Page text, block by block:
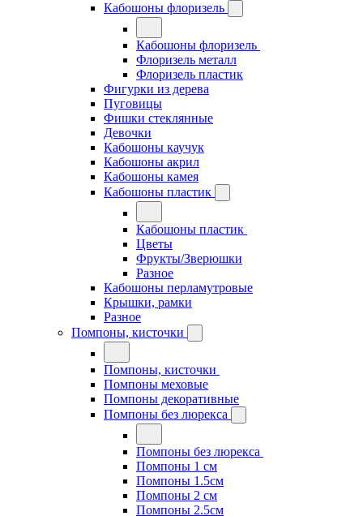
Кабошоны флоризель
Кабошоны флоризель
Флоризель металл
Флоризель пластик
Фигурки из дерева
Пуговицы
Фишки стеклянные
Девочки
Кабошоны каучук
Кабошоны акрил
Кабошоны камея
Кабошоны пластик
Кабошоны пластик
Цветы
Фрукты/Зверюшки
Разное
Кабошоны перламутровые
Крышки, рамки
Разное
Помпоны, кисточки
Помпоны, кисточки
Помпоны меховые
Помпоны декоративные
Помпоны без люрекса
Помпоны без люрекса
Помпоны 1 см
Помпоны 1.5см
Помпоны 2 см
Помпоны 2.5см